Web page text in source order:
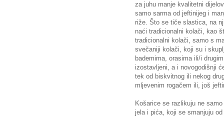
za juhu manje kvalitetni
samo sarma od jeftinijeg i
riže. Što se tiče slastica, na
naći tradicionalni kolači, kao
tradicionalni kolači, samo s
svečaniji kolači, koji su i
bademima, orasima ili/i
izostavljeni, a i novogodišnji
tek od biskvitnog ili nekog
mljevenim rogačem ili, još
Košarice se razlikuju ne
jela i pića, koji se smanjuju